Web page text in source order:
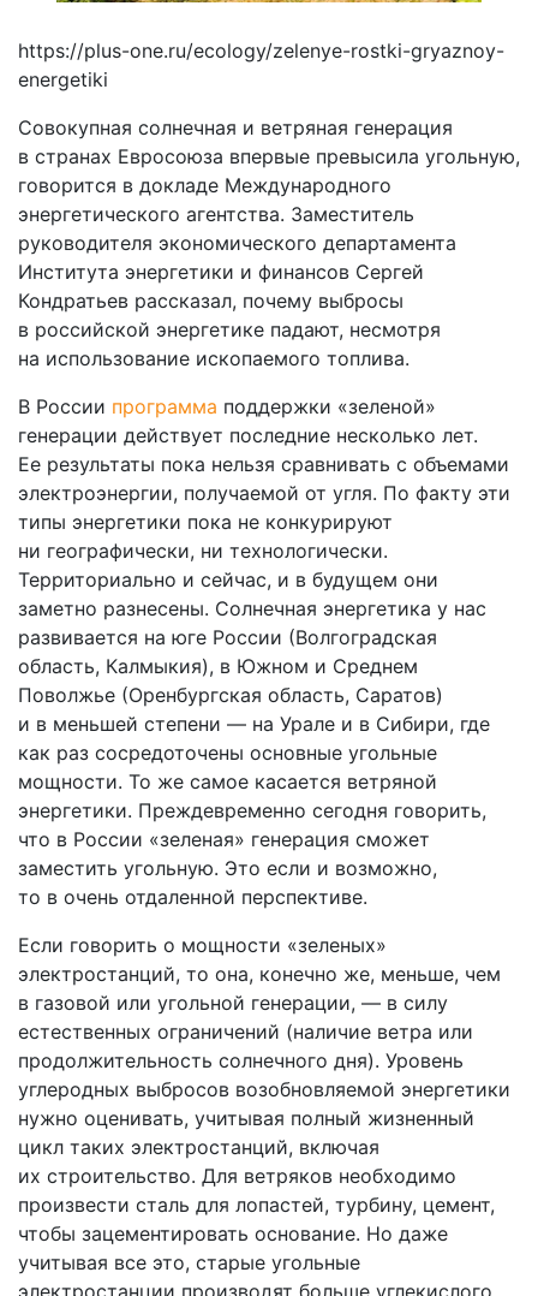
https://plus-one.ru/ecology/zelenye-rostki-gryaznoy-
energetiki
Совокупная солнечная и ветряная генерация
в странах Евросоюза впервые превысила угольную,
говорится в докладе Международного
энергетического агентства. Заместитель
руководителя экономического департамента
Института энергетики и финансов Сергей
Кондратьев рассказал, почему выбросы
в российской энергетике падают, несмотря
на использование ископаемого топлива.
В России программа поддержки «зеленой»
генерации действует последние несколько лет.
Ее результаты пока нельзя сравнивать с объемами
электроэнергии, получаемой от угля. По факту эти
типы энергетики пока не конкурируют
ни географически, ни технологически.
Территориально и сейчас, и в будущем они
заметно разнесены. Солнечная энергетика у нас
развивается на юге России (Волгоградская
область, Калмыкия), в Южном и Среднем
Поволжье (Оренбургская область, Саратов)
и в меньшей степени — на Урале и в Сибири, где
как раз сосредоточены основные угольные
мощности. То же самое касается ветряной
энергетики. Преждевременно сегодня говорить,
что в России «зеленая» генерация сможет
заместить угольную. Это если и возможно,
то в очень отдаленной перспективе.
Если говорить о мощности «зеленых»
электростанций, то она, конечно же, меньше, чем
в газовой или угольной генерации, — в силу
естественных ограничений (наличие ветра или
продолжительность солнечного дня). Уровень
углеродных выбросов возобновляемой энергетики
нужно оценивать, учитывая полный жизненный
цикл таких электростанций, включая
их строительство. Для ветряков необходимо
произвести сталь для лопастей, турбину, цемент,
чтобы зацементировать основание. Но даже
учитывая все это, старые угольные